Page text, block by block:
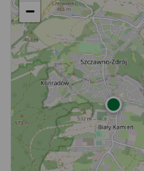
−